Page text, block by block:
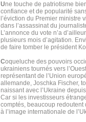
Une touche de patriotisme
confiance et de popularité
l’éviction du Premier ministre
dans l’assassinat du
L’annonce du vote n’a
plusieurs mois d’agitation.
de faire tomber le président
Coqueluche des pouvoirs
ukrainiens tournés vers
représentant de l’Union
allemande, Joschka Fischer,
naissant avec l’Ukraine
Car si les investisseurs
comptés, beaucoup
à l’image internationale de